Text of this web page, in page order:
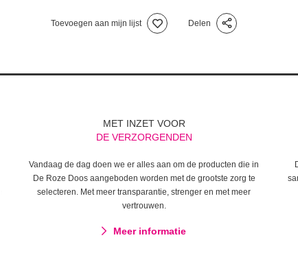
Toevoegen aan mijn lijst Delen
MET INZET VOOR
DE VERZORGENDEN
Vandaag de dag doen we er alles aan om de producten die in
De Roze Doos aangeboden worden met de grootste zorg te
selecteren. Met meer transparantie, strenger en met meer
vertrouwen.
Meer informatie